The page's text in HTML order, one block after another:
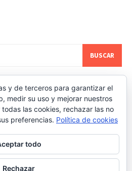
y de terceros para garantizar el
medir su uso y mejorar nuestros
las cookies, rechazar las no
preferencias. Política de cookies
todo
Rechazar